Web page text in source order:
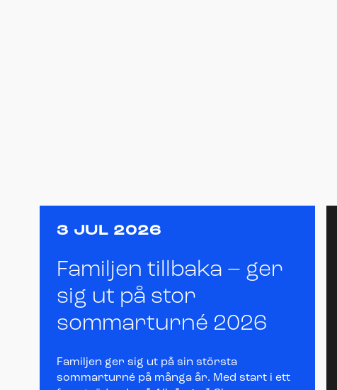
3 JUL 2026
Familjen tillbaka – ger
sig ut på stor
sommarturné 2026
Familjen ger sig ut på sin största
sommarturné på många år. Med start i ett